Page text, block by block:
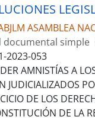
ASAMBLEA
documental simple
2023-053
AMNISTÍAS A
JUDICIALIZADOS
DE LOS
DE LA